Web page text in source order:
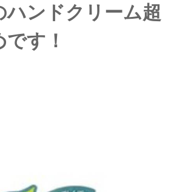
ハンドクリーム超
す！